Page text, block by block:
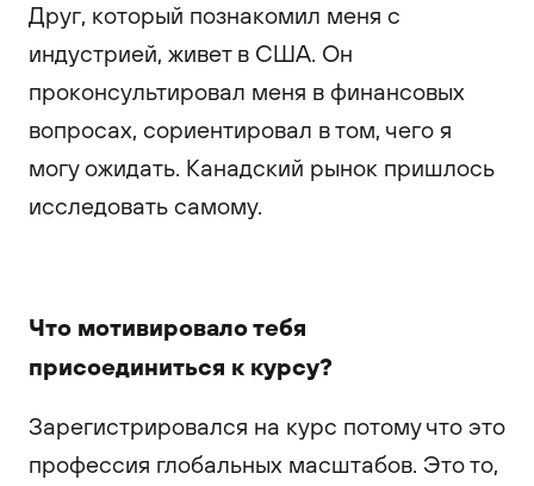
Друг, который познакомил меня с
индустрией, живет в США. Он
проконсультировал меня в финансовых
вопросах, сориентировал в том, чего я
могу ожидать. Канадский рынок пришлось
исследовать самому.
Что мотивировало тебя
присоединиться к курсу?
Зарегистрировался на курс потому что это
профессия глобальных масштабов. Это то,